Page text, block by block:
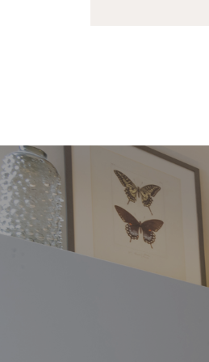
MEIA